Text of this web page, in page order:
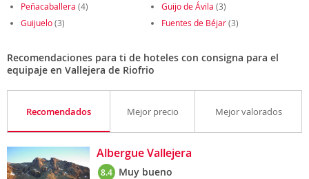
Peñacaballera (4) Guijo de Ávila (3)
Guijuelo(3) Fuentes de Béjar(3)
Recomendaciones para ti de hoteles con consigna para el
equipaje en Vallejera de Riofrio
Recomendados Mejor precio Mejor valorados
Albergue Vallejera
8.4 Muy bueno